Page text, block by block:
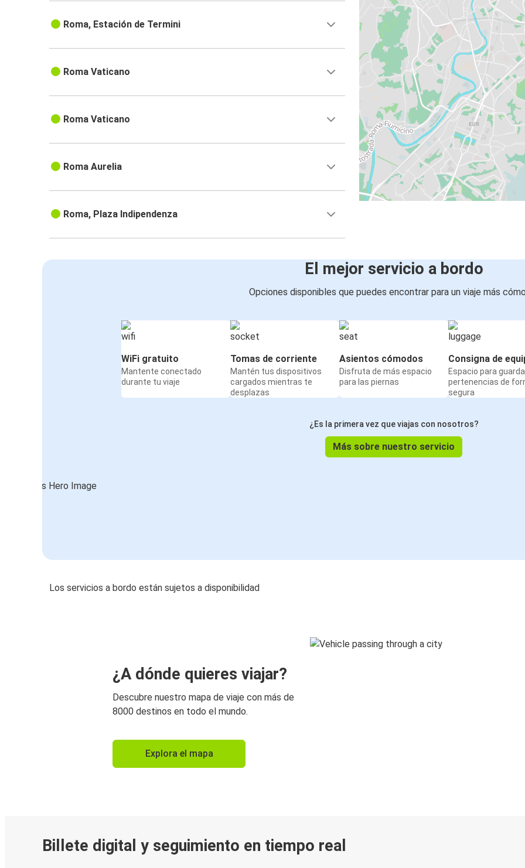
Roma, Estación de Termini
Roma Vaticano
Roma Vaticano
Roma Aurelia
Roma, Plaza Indipendenza
El mejor servicio a bordo
Opciones disponibles que puedes encontrar para un viaje más
WiFi gratuito
Mantente conectado
durante tu viaje
Tomas de corriente
Mantén tus dispositivos
cargados mientras te
desplazas
Asientos cómodos
Disfruta de más espacio
para las piernas
Consigna de
Espacio para
pertenencias de
segura
¿Es la primera vez que viajas con nosotros?
Más sobre nuestro servicio
Los servicios a bordo están sujetos a disponibilidad
¿A dónde quieres viajar?
Descubre nuestro mapa de viaje con más de
8000 destinos en todo el mundo.
Explora el mapa
Billete digital y seguimiento en tiempo real